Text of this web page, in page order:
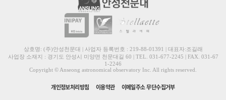
상호명: (주)안성천문대 | 사업자 등록번호 : 219-88-01391 | 대표자:조길래
사업장 소재지 : 경기도 안성시 미양면 천문대길 60 | TEL. 031-677-2245 | FAX. 031-67
1-2246
Copyright © Anseong astronomical observatory Inc. All rights reserved.
개인정보처리방침 이용약관 이메일주소 무단수집거부